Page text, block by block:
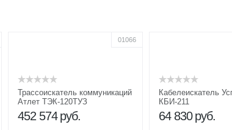
01066
Трассоискатель коммуникаций
Атлет ТЭК-120ТУЗ
452 574 руб.
Кабелеискатель
КБИ-211
64 830 руб.